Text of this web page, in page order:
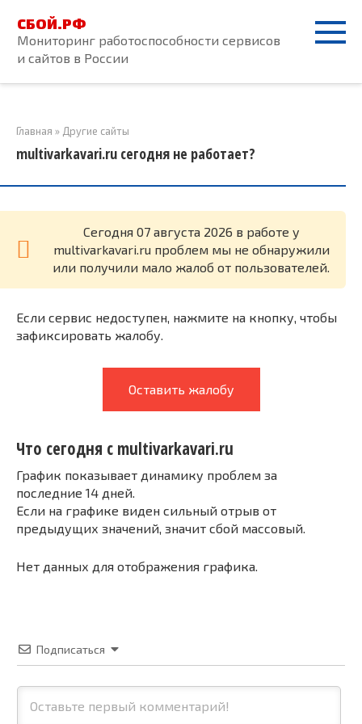
контенту
СБОЙ.РФ
Мониторинг работоспособности сервисов
и сайтов в России
Главная » Другие сайты
multivarkavari.ru сегодня не работает?
Cегодня 07 августа 2026 в работе у
multivarkavari.ru проблем мы не обнаружили
или получили мало жалоб от пользователей.
Если сервис недоступен, нажмите на кнопку, чтобы
зафиксировать жалобу.
Оставить жалобу
Что сегодня с multivarkavari.ru
График показывает динамику проблем за
последние 14 дней.
Если на графике виден сильный отрыв от
предыдущих значений, значит сбой массовый.
Нет данных для отображения графика.
Подписаться